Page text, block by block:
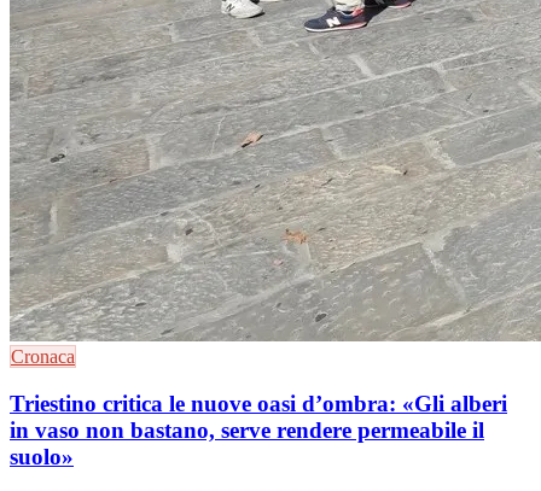
Cronaca
Triestino critica le nuove oasi d’ombra: «Gli alberi
in vaso non bastano, serve rendere permeabile il
suolo»